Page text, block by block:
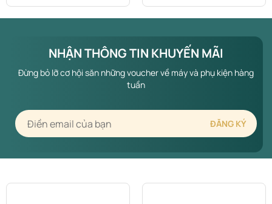
NHẬN THÔNG TIN KHUYẾN MÃI
Đừng bỏ lỡ cơ hội săn những voucher về máy và phụ kiện hàng
tuần